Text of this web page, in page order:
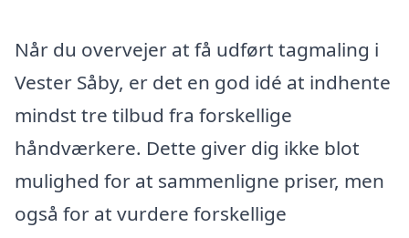
Når du overvejer at få udført tagmaling i
Vester Såby, er det en god idé at indhente
mindst tre tilbud fra forskellige
håndværkere. Dette giver dig ikke blot
mulighed for at sammenligne priser, men
også for at vurdere forskellige